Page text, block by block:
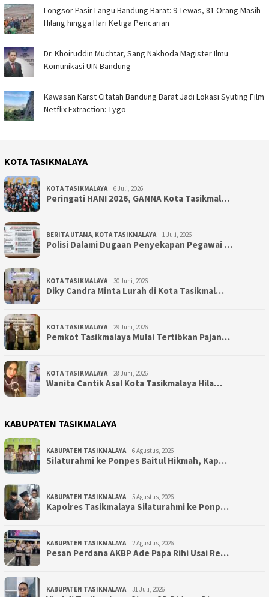
Longsor Pasir Langu Bandung Barat: 9 Tewas, 81 Orang Masih
Hilang hingga Hari Ketiga Pencarian
Dr. Khoiruddin Muchtar, Sang Nakhoda Magister Ilmu
Komunikasi UIN Bandung
Kawasan Karst Citatah Bandung Barat Jadi Lokasi Syuting Film
Netflix Extraction: Tygo
KOTA TASIKMALAYA
KOTA TASIKMALAYA 6 Juli, 2026
Peringati HANI 2026, GANNA Kota Tasikmal…
BERITA UTAMA KOTA TASIKMALAYA 1 Juli, 2026
Polisi Dalami Dugaan Penyekapan Pegawai …
KOTA TASIKMALAYA 30 Juni, 2026
Diky Candra Minta Lurah di Kota Tasikmal…
KOTA TASIKMALAYA 29 Juni, 2026
Pemkot Tasikmalaya Mulai Tertibkan Pajan…
KOTA TASIKMALAYA 28 Juni, 2026
Wanita Cantik Asal Kota Tasikmalaya Hila…
KABUPATEN TASIKMALAYA
KABUPATEN TASIKMALAYA 6 Agustus, 2026
Silaturahmi ke Ponpes Baitul Hikmah, Kap…
KABUPATEN TASIKMALAYA 5 Agustus, 2026
Kapolres Tasikmalaya Silaturahmi ke Ponp…
KABUPATEN TASIKMALAYA 2 Agustus, 2026
Pesan Perdana AKBP Ade Papa Rihi Usai Re…
KABUPATEN TASIKMALAYA 31 Juli, 2026